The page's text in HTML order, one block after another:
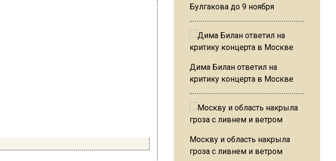
Булгакова до 9 ноября
Дима Билан ответил на
критику концерта в Москве
Москву и область накрыла
гроза с ливнем и ветром